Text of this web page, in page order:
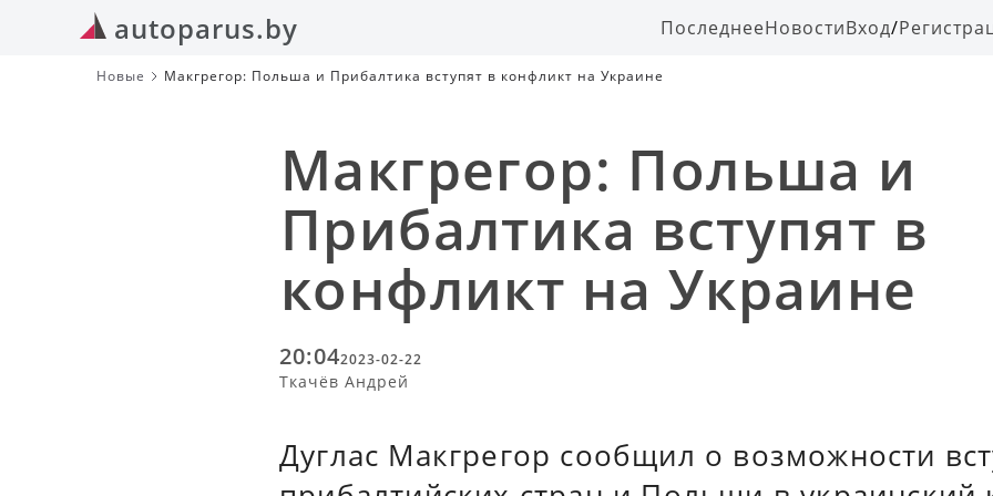
autoparus.by ПоследнееНовостиВход/
Новые Макгрегор: Польша и Прибалтика вступят в конфликт на Украине
Макгрегор: Польша и
Прибалтика вступят в
конфликт на Украине
20:042023-02-22
Ткачёв Андрей
Дуглас Макгрегор сообщил о возможности